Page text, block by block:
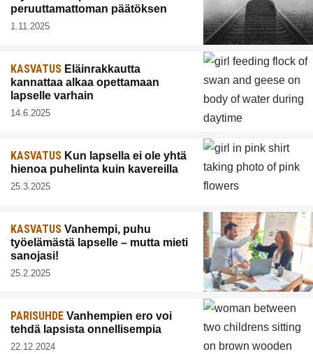
peruuttamattoman päätöksen
1.11.2025
KASVATUS Eläinrakkautta
kannattaa alkaa opettamaan
lapselle varhain
14.6.2025
KASVATUS Kun lapsella ei ole yhtä
hienoa puhelinta kuin kavereilla
25.3.2025
KASVATUS Vanhempi, puhu
työelämästä lapselle – mutta mieti
sanojasi!
25.2.2025
PARISUHDE Vanhempien ero voi
tehdä lapsista onnellisempia
22.12.2024